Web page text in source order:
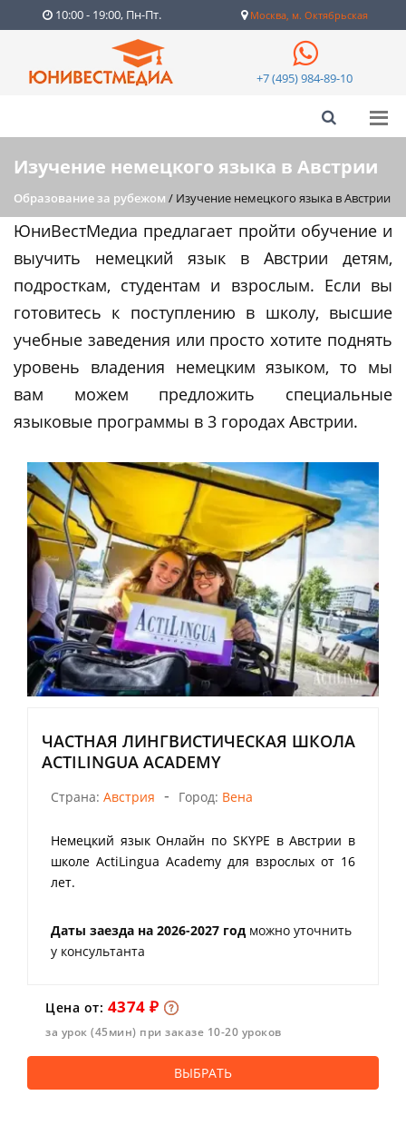
10:00 - 19:00, Пн-Пт. Москва, м. Октябрьская
+7 (495) 984-89-10
Изучение немецкого языка в Австрии
Образование за рубежом / Изучение немецкого языка в Австрии
ЮниВестМедиа предлагает пройти обучение и
выучить немецкий язык в Австрии детям,
подросткам, студентам и взрослым. Если вы
готовитесь к поступлению в школу, высшие
учебные заведения или просто хотите поднять
уровень владения немецким языком, то мы
вам можем предложить специальные
языковые программы в 3 городах Австрии.
ЧАСТНАЯ ЛИНГВИСТИЧЕСКАЯ ШКОЛА
ACTILINGUA ACADEMY
Страна: Австрия - Город: Вена
Немецкий язык Онлайн по SKYPE в Австрии в
школе ActiLingua Academy для взрослых от 16
лет.
Даты заезда на 2026-2027 год можно уточнить
у консультанта
Цена от: 4374 ₽
за урок (45мин) при заказе 10-20 уроков
ВЫБРАТЬ